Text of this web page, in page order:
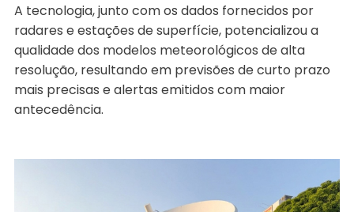
A tecnologia, junto com os dados fornecidos por
radares e estações de superfície, potencializou a
qualidade dos modelos meteorológicos de alta
resolução, resultando em previsões de curto prazo
mais precisas e alertas emitidos com maior
antecedência.